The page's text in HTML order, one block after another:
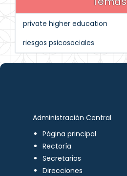
private higher education
riesgos psicosociales
Administración Central
Página principal
Rectoría
Secretarios
Direcciones